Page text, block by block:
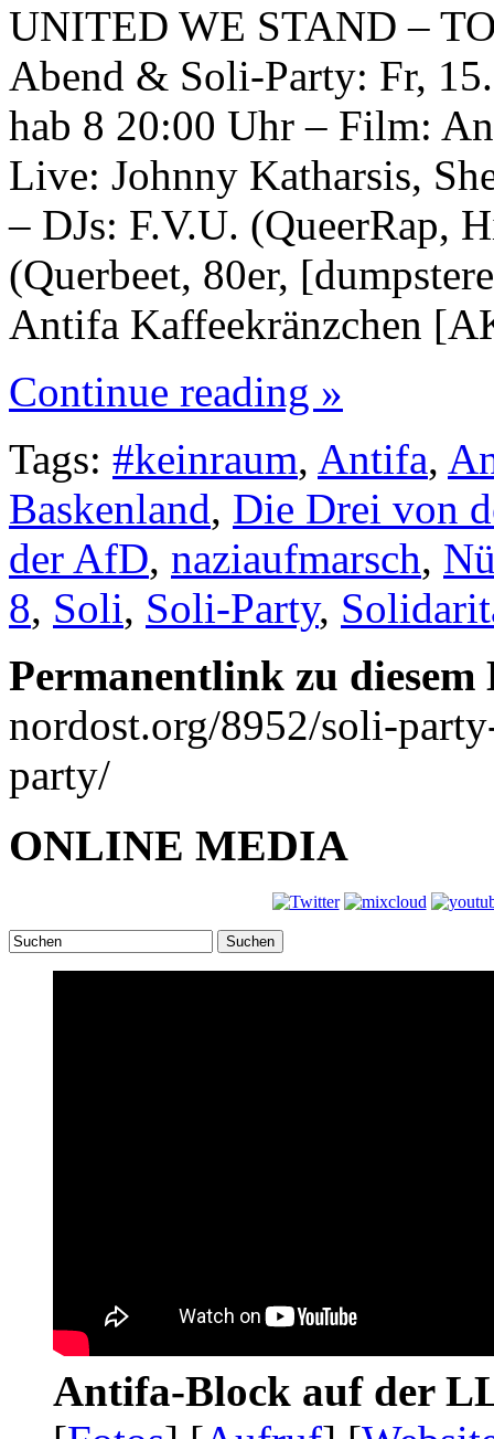
UNITED WE STAND –
Abend & Soli-Party: Fr,
hab 8 20:00 Uhr – Film:
Live: Johnny Katharsis,
– DJs: F.V.U. (QueerRap,
(Querbeet, 80er,
Antifa Kaffeekränzchen
Continue reading »
Tags: #keinraum, Antifa,
Baskenland, Die Drei von
der AfD, naziaufmarsch,
8, Soli, Soli-Party,
Permanentlink zu
nordost.org/8952/soli-
party/
ONLINE MEDIA
Suchen
Antifa-Block auf der